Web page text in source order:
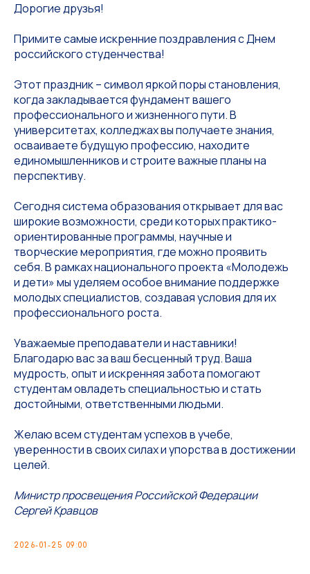
Дорогие друзья!
Примите самые искренние поздравления с Днем
российского студенчества!
Этот праздник – символ яркой поры становления,
когда закладывается фундамент вашего
профессионального и жизненного пути. В
университетах, колледжах вы получаете знания,
осваиваете будущую профессию, находите
единомышленников и строите важные планы на
перспективу.
Сегодня система образования открывает для вас
широкие возможности, среди которых практико-
ориентированные программы, научные и
творческие мероприятия, где можно проявить
себя. В рамках национального проекта «Молодежь
и дети» мы уделяем особое внимание поддержке
молодых специалистов, создавая условия для их
профессионального роста.
Уважаемые преподаватели и наставники!
Благодарю вас за ваш бесценный труд. Ваша
мудрость, опыт и искренняя забота помогают
студентам овладеть специальностью и стать
достойными, ответственными людьми.
Желаю всем студентам успехов в учебе,
уверенности в своих силах и упорства в достижении
целей.
Министр просвещения Российской Федерации
Сергей Кравцов
2026-01-25 09:00